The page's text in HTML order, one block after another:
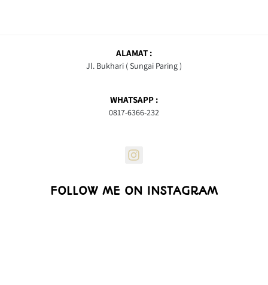
ALAMAT :
Jl. Bukhari ( Sungai Paring )
WHATSAPP :
0817-6366-232
FOLLOW ME ON INSTAGRAM